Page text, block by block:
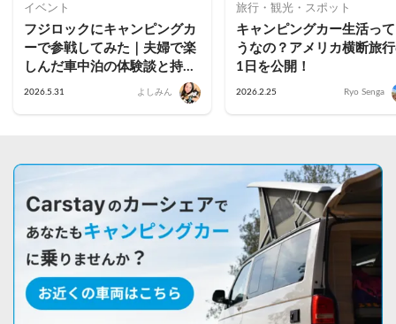
イベント
フジロックにキャンピングカ
ーで参戦してみた｜夫婦で楽
しんだ車中泊の体験談と持ち
2026.5.31 よしみん
旅行・観光・スポット
キャンピングカー生活っ
うなの？アメリカ横断旅
1日を公開！
2026.2.25 Ryo Senga